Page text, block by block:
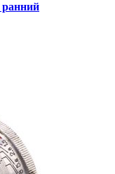
ранний